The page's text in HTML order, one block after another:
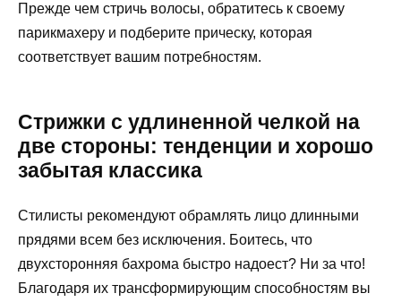
Прежде чем стричь волосы, обратитесь к своему
парикмахеру и подберите прическу, которая
соответствует вашим потребностям.
Стрижки с удлиненной челкой на
две стороны: тенденции и хорошо
забытая классика
Стилисты рекомендуют обрамлять лицо длинными
прядями всем без исключения. Боитесь, что
двухсторонняя бахрома быстро надоест? Ни за что!
Благодаря их трансформирующим способностям вы